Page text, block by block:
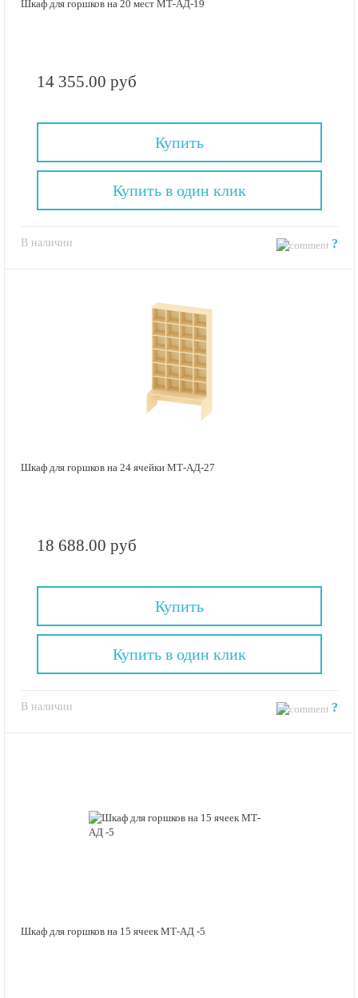
Шкаф для горшков на 20 мест МТ-АД-19
14 355.00 руб
Купить
В наличии ?
Купить в один клик
Шкаф для горшков на 24 ячейки МТ-АД-27
18 688.00 руб
Купить
В наличии ?
Купить в один клик
Шкаф для горшков на 15 ячеек МТ-АД -5